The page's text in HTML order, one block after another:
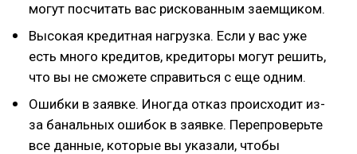
могут посчитать вас рискованным заемщиком.
Высокая кредитная нагрузка. Если у вас уже
есть много кредитов, кредиторы могут решить,
что вы не сможете справиться с еще одним.
Ошибки в заявке. Иногда отказ происходит из-
за банальных ошибок в заявке. Перепроверьте
все данные, которые вы указали, чтобы